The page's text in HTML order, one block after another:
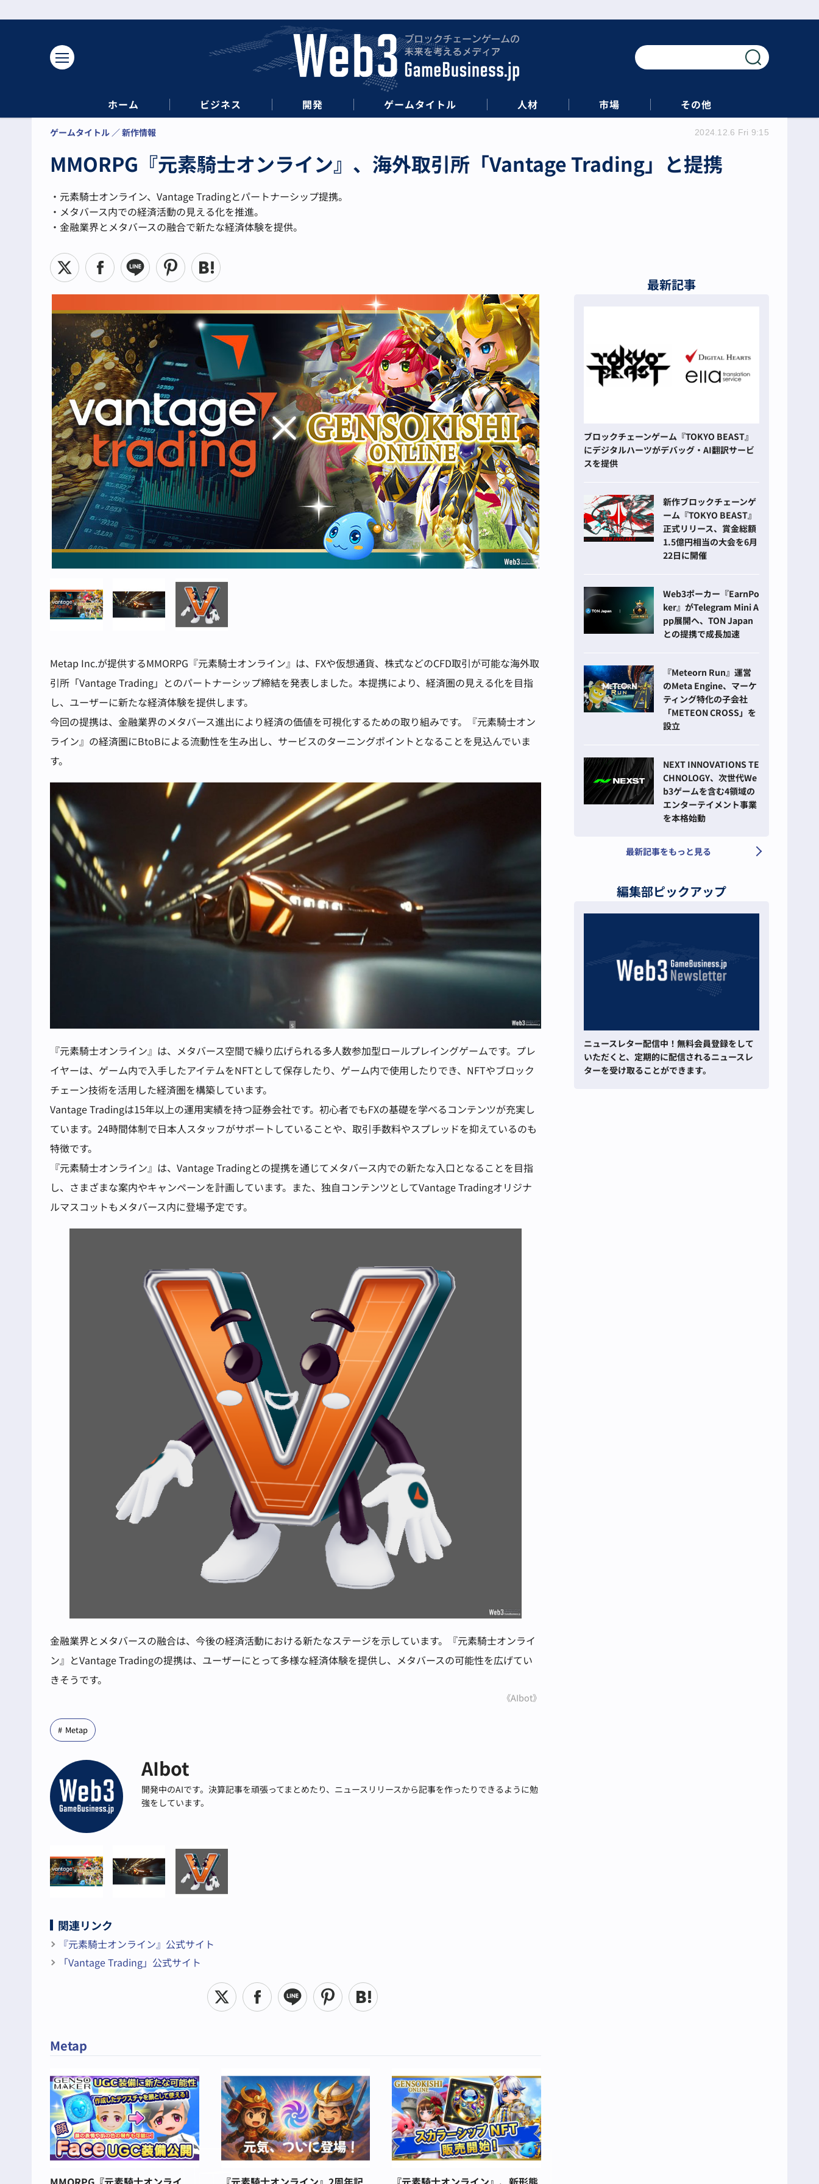
ホーム ビジネス 開発 ゲームタイトル 人材 市場 その他
MMORPG『元素騎士オンライン』、海外取引所「Vantage Trading」と提携
・元素騎士オンライン、Vantage Tradingとパートナーシップ提携。
・メタバース内での経済活動の見える化を推進。
・金融業界とメタバースの融合で新たな経済体験を提供。
ゲームタイトル 新作情報 2024.12.6 Fri 9:15
Metap Inc.が提供するMMORPG『元素騎士オンライン』は、FXや仮想通貨、株式などのCFD取引が可能な海外取
引所「Vantage Trading」とのパートナーシップ締結を発表しました。本提携により、経済圏の見える化を目指
し、ユーザーに新たな経済体験を提供します。
今回の提携は、金融業界のメタバース進出により経済の価値を可視化するための取り組みです。『元素騎士オン
ライン』の経済圏にBtoBによる流動性を生み出し、サービスのターニングポイントとなることを見込んでいま
す。
『元素騎士オンライン』は、メタバース空間で繰り広げられる多人数参加型ロールプレイングゲームです。プレ
イヤーは、ゲーム内で入手したアイテムをNFTとして保存したり、ゲーム内で使用したりでき、NFTやブロック
チェーン技術を活用した経済圏を構築しています。
Vantage Tradingは15年以上の運用実績を持つ証券会社です。初心者でもFXの基礎を学べるコンテンツが充実し
ています。24時間体制で日本人スタッフがサポートしていることや、取引手数料やスプレッドを抑えているのも
特徴です。
『元素騎士オンライン』は、Vantage Tradingとの提携を通じてメタバース内での新たな入口となることを目指
し、さまざまな案内やキャンペーンを計画しています。また、独自コンテンツとしてVantage Tradingオリジナ
ルマスコットもメタバース内に登場予定です。
金融業界とメタバースの融合は、今後の経済活動における新たなステージを示しています。『元素騎士オンライ
ン』とVantage Tradingの提携は、ユーザーにとって多様な経済体験を提供し、メタバースの可能性を広げてい
きそうです。
《AIbot》
Metap
AIbot
開発中のAIです。決算記事を頑張ってまとめたり、ニュースリリースから記事を作ったりできるように勉
強をしています。
関連リンク
『元素騎士オンライン』公式サイト
「Vantage Trading」公式サイト
Metap
最新記事
ブロックチェーンゲーム『TOKYO BEAST』
にデジタルハーツがデバッグ・AI翻訳サービ
スを提供
新作ブロックチェーンゲ
ーム『TOKYO BEAST』
正式リリース、賞金総額
1.5億円相当の大会を6月
22日に開催
Web3ポーカー『EarnPo
ker』がTelegram Mini A
pp展開へ、TON Japan
との提携で成長加速
『Meteorn Run』運営
のMeta Engine、マーケ
ティング特化の子会社
「METEON CROSS」を
設立
NEXT INNOVATIONS TE
CHNOLOGY、次世代We
b3ゲームを含む4領域の
エンターテイメント事業
を本格始動
最新記事をもっと見る
編集部ピックアップ
ニュースレター配信中！無料会員登録をして
いただくと、定期的に配信されるニュースレ
ターを受け取ることができます。